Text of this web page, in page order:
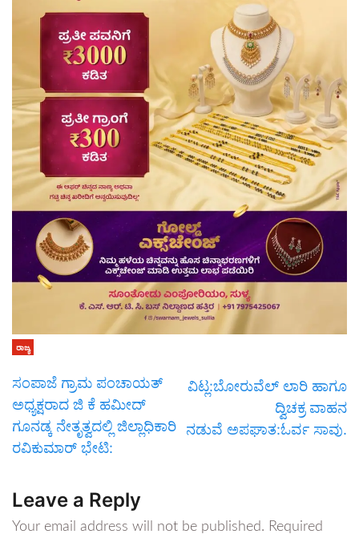
ರಾಜ್ಯ
ಸಂಪಾಜೆ ಗ್ರಾಮ ಪಂಚಾಯತ್
ಅಧ್ಯಕ್ಷರಾದ ಜಿ ಕೆ ಹಮೀದ್
ಗೂನಡ್ಕ ನೇತೃತ್ವದಲ್ಲಿ ಜಿಲ್ಲಾಧಿಕಾರಿ
ರವಿಕುಮಾರ್ ಭೇಟಿ:
ವಿಟ್ಲ:ಬೋರುವೆಲ್ ಲಾರಿ ಹಾಗೂ
ದ್ವಿಚಕ್ರ ವಾಹನ
ನಡುವೆ ಅಪಘಾತ:ಓರ್ವ ಸಾವು.
Leave a Reply
Your email address will not be published. Required